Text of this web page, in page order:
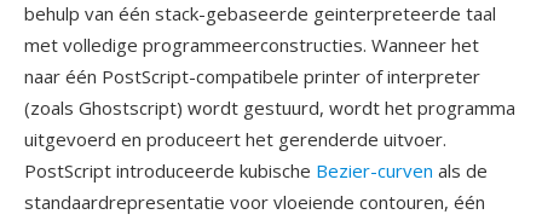
behulp van één stack-gebaseerde geinterpreteerde taal
met volledige programmeerconstructies. Wanneer het
naar één PostScript-compatibele printer of interpreter
(zoals Ghostscript) wordt gestuurd, wordt het programma
uitgevoerd en produceert het gerenderde uitvoer.
PostScript introduceerde kubische Bezier-curven als de
standaardrepresentatie voor vloeiende contouren, één